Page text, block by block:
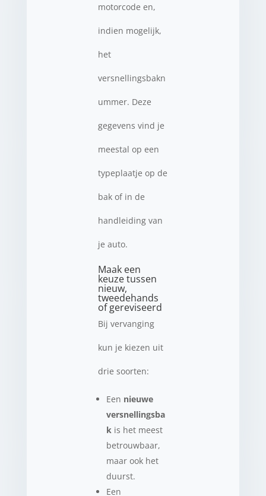
motorcode en,
indien mogelijk,
het
versnellingsbakn
ummer. Deze
gegevens vind je
meestal op een
typeplaatje op de
bak of in de
handleiding van
je auto.
Maak een
keuze tussen
nieuw,
tweedehands
of gereviseerd
Bij vervanging
kun je kiezen uit
drie soorten:
Een nieuwe
versnellingsba
kis het meest
betrouwbaar,
maar ook het
duurst.
Een